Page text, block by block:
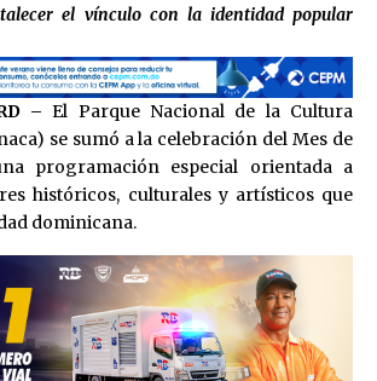
el vínculo con la identidad popular
– El Parque Nacional de la Cultura
se sumó a la celebración del Mes de
programación especial orientada a
históricos, culturales y artísticos que
dominicana.